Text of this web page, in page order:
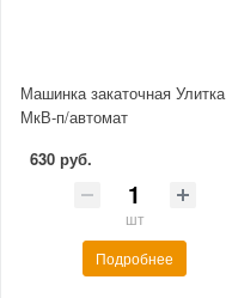
Машинка закаточная Улитка
МкВ-п/автомат
630 руб.
шт
Подробнее